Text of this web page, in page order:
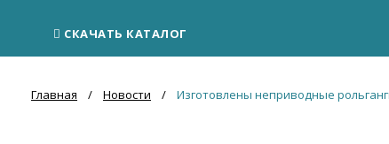
СКАЧАТЬ КАТАЛОГ
Главная Новости Изготовлены неприводные